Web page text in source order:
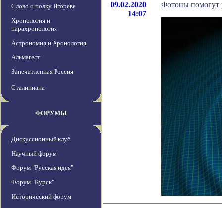
Слово о полку Игореве
Хронология и
парахронология
Астрономия и Хронология
Альмагест
Запечатленная Россия
Сталиниана
ФОРУМЫ
Дискуссионный клуб
Научный форум
Форум "Русская идея"
Форум "Курск"
Исторический форум
09.02.2020
14:07
Фотоны помогут